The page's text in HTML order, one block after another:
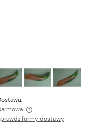
kosztów płatności
formy dostawy